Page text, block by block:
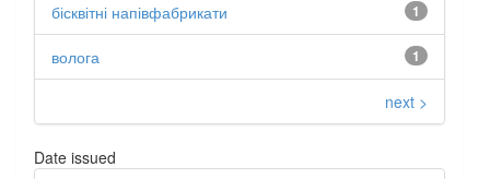
1
бісквітні напівфабрикати
1
волога
next >
Date issued